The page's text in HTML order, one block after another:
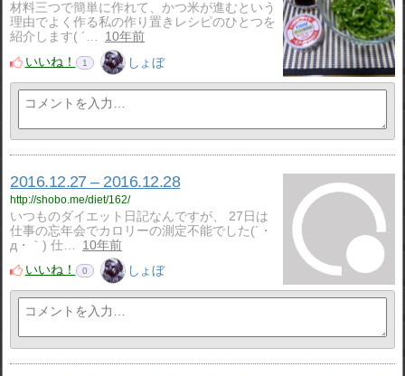
材料三つで簡単に作れて、かつ米が進むという
理由でよく作る私の作り置きレシピのひとつを
紹介します( ´…
10年前
いいね！
1 しょぼ
2016.12.27 – 2016.12.28
http://shobo.me/diet/162/
いつものダイエット日記なんですが、 27日は
仕事の忘年会でカロリーの測定不能でした(´・
д・｀) 仕…
10年前
いいね！
0 しょぼ